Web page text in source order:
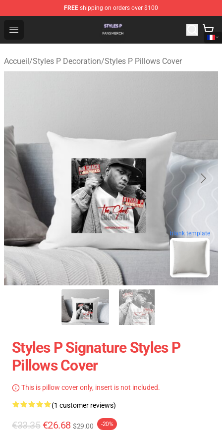
FREE shipping on orders over $100
Open menu
Styles P Shop - Official Styles P Merchandise Store
Accueil/Styles P Decoration/Styles P Pillows Cover
blank template
Styles P Signature Styles P
Pillows Cover
This is pillow cover only, insert is not included.
(1 customer reviews)
€33.35 €26.68 $29.00 -20%